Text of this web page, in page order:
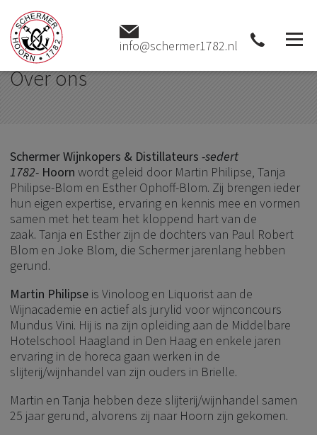
info@schermer1782.nl
Home Over ons
Over ons
Schermer Wijnkopers & Distillateurs -sedert
1782-Hoorn wordt geleid door Martin Philipse, Tanja
Philipse-Blom en Esther Ophoff-Blom. Zij brengen ieder
hun eigen expertise, ervaring en kennis mee en vormen
samen met het team het kloppend hart van de
zaak. Tanja en Esther zijn de dochters van Paul Robert
Blom en Joke Blom, die Schermer jarenlang hebben
gerund.
Martin Philipseis Vinoloog en Liquorist aan de
Wijnacademie en actief als jurylid voor wijnconcours
Mundus Vini. Hij is na zijn opleiding aan de Middelbare
Hotelschool Haagland in Den Haag en enkele jaren
ervaring in de horeca gaan werken in de
slijterij/wijnhandel van zijn ouders in Brielle.
Martin en Tanja hebben deze slijterij/wijnhandel samen
25 jaar gerund, alvorens zij naar Hoorn zijn gekomen.